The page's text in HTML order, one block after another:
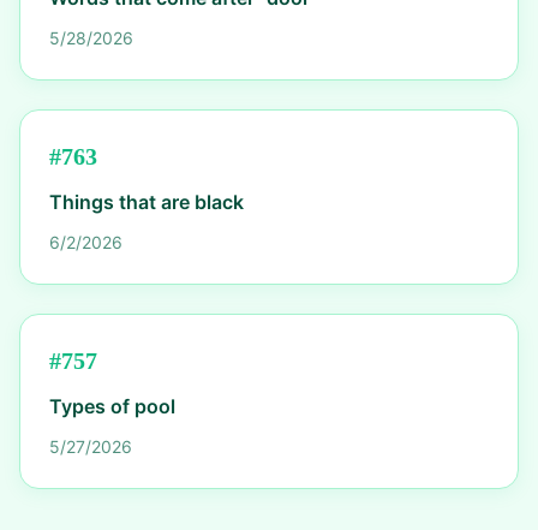
5/28/2026
#763
Things that are black
6/2/2026
#757
Types of pool
5/27/2026